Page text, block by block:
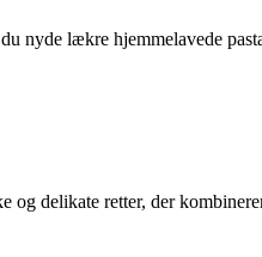
nyde lækre hjemmelavede
delikate retter, der